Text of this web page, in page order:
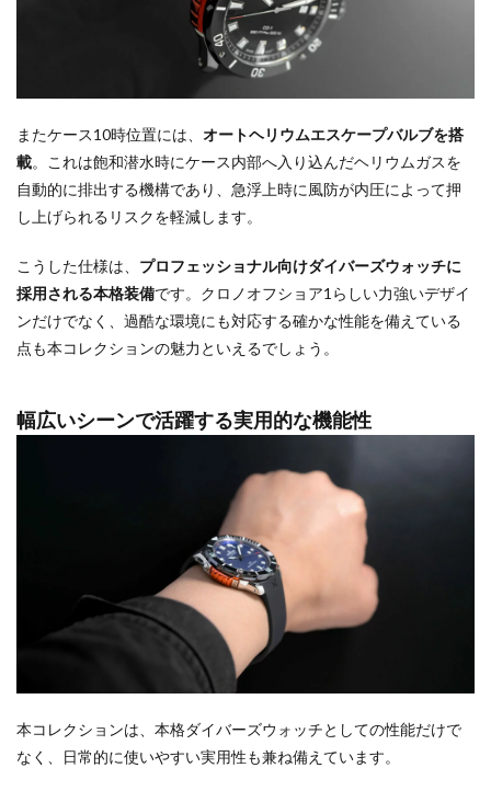
またケース10時位置には、 オートヘリウムエスケープバルブを搭
載。これは飽和潜水時にケース内部へ入り込んだヘリウムガスを
自動的に排出する機構であり、急浮上時に風防が内圧によって押
し上げられるリスクを軽減します。
こうした仕様は、 プロフェッショナル向けダイバーズウォッチに
採用される本格装備です。クロノオフショア1らしい力強いデザイ
ンだけでなく、過酷な環境にも対応する確かな性能を備えている
点も本コレクションの魅力といえるでしょう。
幅広いシーンで活躍する実用的な機能性
本コレクションは、本格ダイバーズウォッチとしての性能だけで
なく、日常的に使いやすい実用性も兼ね備えています。